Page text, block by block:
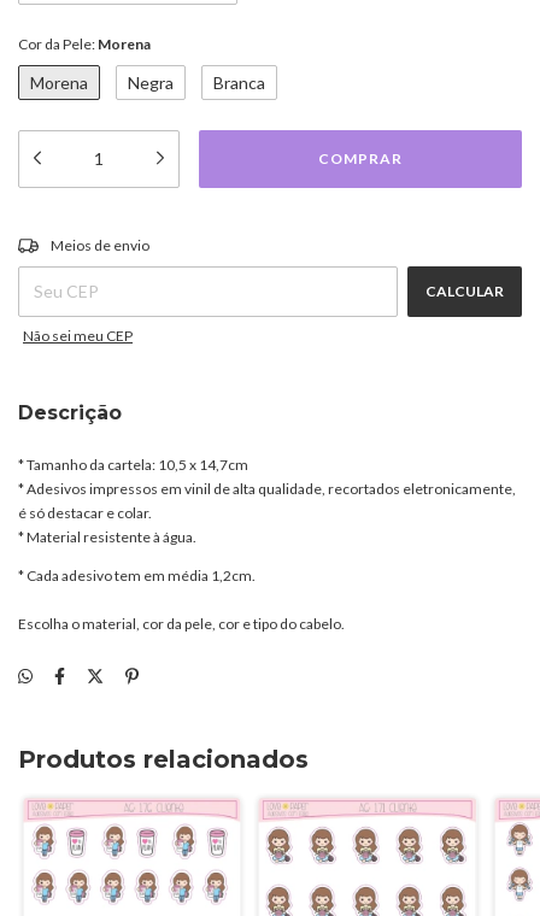
Cor da Pele: Morena
Morena Negra Branca
Entregas para o CEP:
Meios de envio
CALCULAR
Não sei meu CEP
Descrição
* Tamanho da cartela: 10,5 x 14,7cm
* Adesivos impressos em vinil de alta qualidade, recortados eletronicamente,
é só destacar e colar.
* Material resistente à água.
* Cada adesivo tem em média 1,2cm.
Escolha o material, cor da pele, cor e tipo do cabelo.
Produtos relacionados